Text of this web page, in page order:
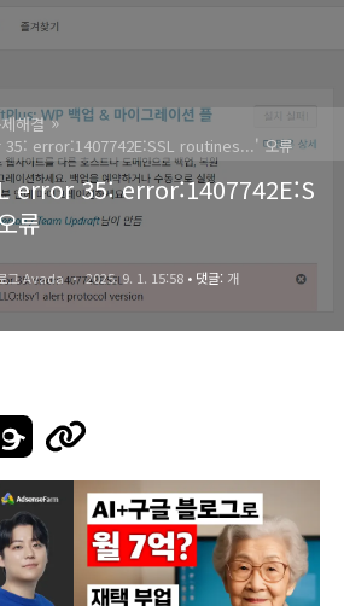
해결
35: error:1407742E:SSL routines...' 오류
error 35: error:1407742E:S
류
그 Avada 2025. 9. 1. 15:58 • 댓글: 개